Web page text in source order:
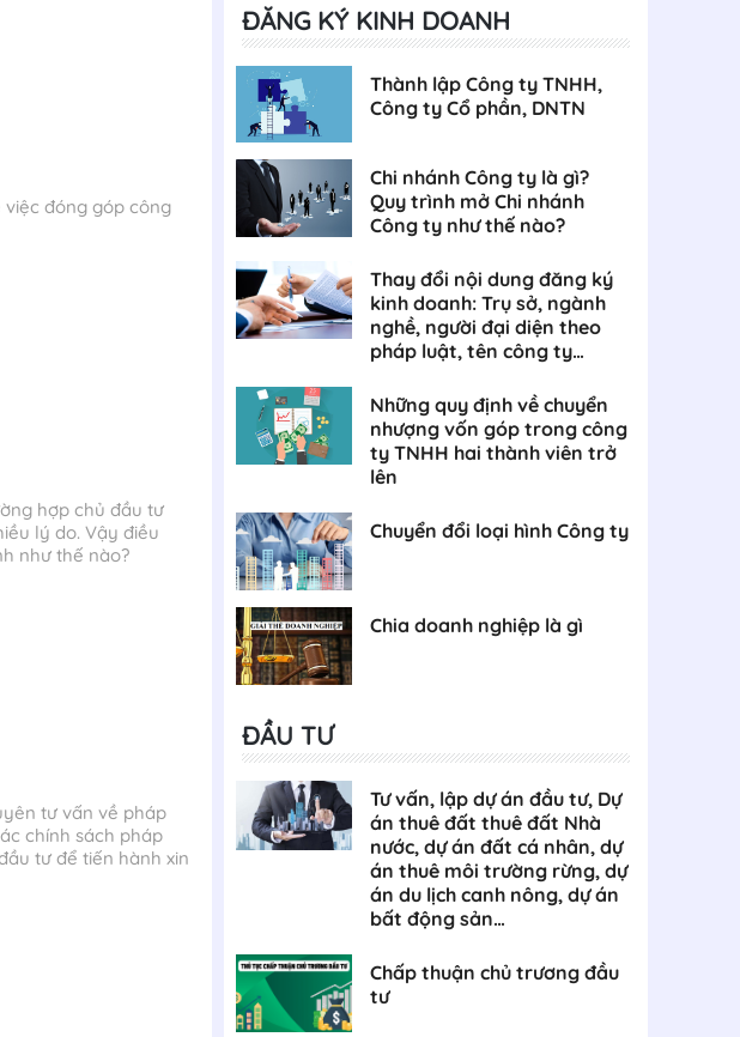
đóng góp công
hợp chủ đầu tư
lý do. Vậy điều
như thế nào?
tư vấn về pháp
chính sách pháp
tư để tiến hành xin
ĐĂNG KÝ KINH DOANH
Thành lập Công ty TNHH,
Công ty Cổ phần, DNTN
Chi nhánh Công ty là gì?
Quy trình mở Chi nhánh
Công ty như thế nào?
Thay đổi nội dung đăng ký
kinh doanh: Trụ sở, ngành
nghề, người đại diện theo
pháp luật, tên công ty…
Những quy định về chuyển
nhượng vốn góp trong công
ty TNHH hai thành viên trở
lên
Chuyển đổi loại hình Công ty
Chia doanh nghiệp là gì
ĐẦU TƯ
Tư vấn, lập dự án đầu tư, Dự
án thuê đất thuê đất Nhà
nước, dự án đất cá nhân, dự
án thuê môi trường rừng, dự
án du lịch canh nông, dự án
bất động sản…
Chấp thuận chủ trương đầu
tư